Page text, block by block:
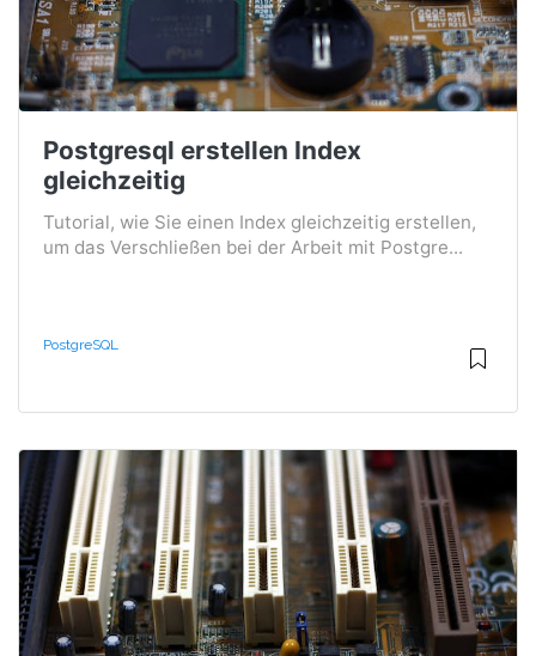
Postgresql erstellen Index
gleichzeitig
Tutorial, wie Sie einen Index gleichzeitig erstellen,
um das Verschließen bei der Arbeit mit Postgre...
PostgreSQL